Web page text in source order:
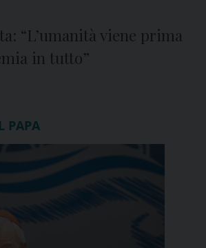
“L’umanità viene prima
in tutto”
PAPA